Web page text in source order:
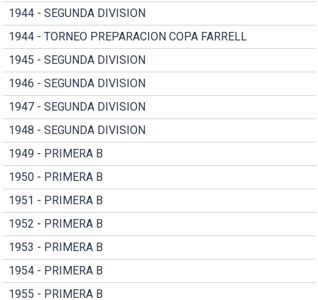
1944 - SEGUNDA DIVISION
1944 - TORNEO PREPARACION COPA FARRELL
1945 - SEGUNDA DIVISION
1946 - SEGUNDA DIVISION
1947 - SEGUNDA DIVISION
1948 - SEGUNDA DIVISION
1949 - PRIMERA B
1950 - PRIMERA B
1951 - PRIMERA B
1952 - PRIMERA B
1953 - PRIMERA B
1954 - PRIMERA B
1955 - PRIMERA B